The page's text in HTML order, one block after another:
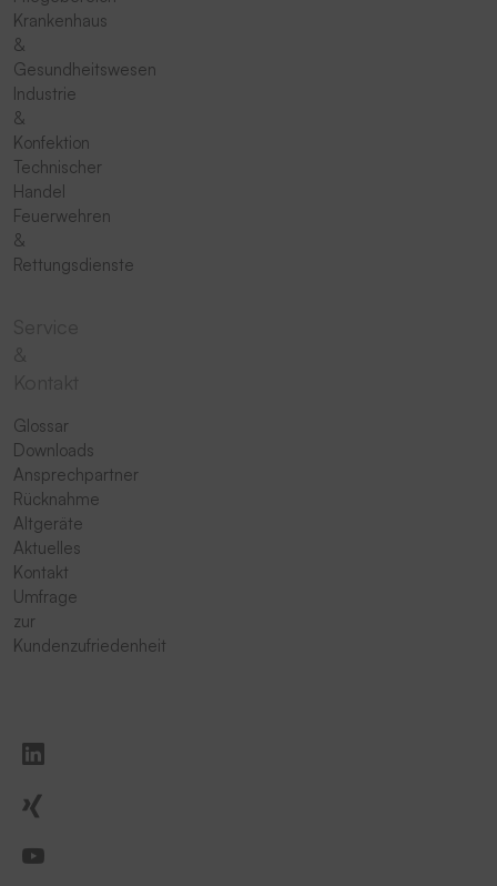
Krankenhaus
&
Gesundheitswesen
Industrie
&
Konfektion
Technischer
Handel
Feuerwehren
&
Rettungsdienste
Glossar
Downloads
Ansprechpartner
Rücknahme
Altgeräte
Aktuelles
Kontakt
Umfrage
zur
Kundenzufriedenheit